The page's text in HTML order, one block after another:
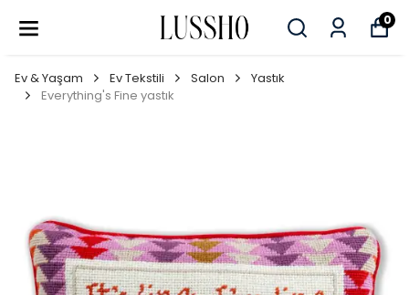
0
Ev & Yaşam Ev Tekstili Salon
Yastık
Everything's Fine yastık